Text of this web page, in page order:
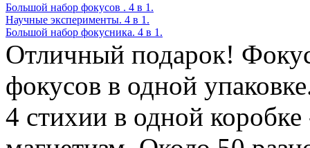
Большой набор фокусов . 4 в 1.
Научные эксперименты. 4 в 1.
Большой набор фокусника. 4 в 1.
Отличный подарок!
фокусов в одной
4 стихии в одной коробке